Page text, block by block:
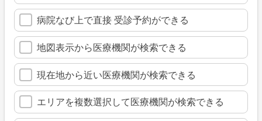
病院なび上で直接 受診予約ができる
地図表示から医療機関が検索できる
現在地から近い医療機関が検索できる
エリアを複数選択して医療機関が検索できる